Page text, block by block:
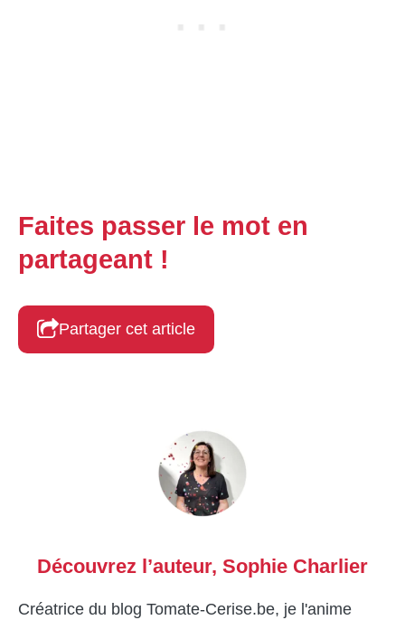
Faites passer le mot en
partageant !
Partager cet article
Découvrez l’auteur, Sophie Charlier
Créatrice du blog Tomate-Cerise.be, je l'anime